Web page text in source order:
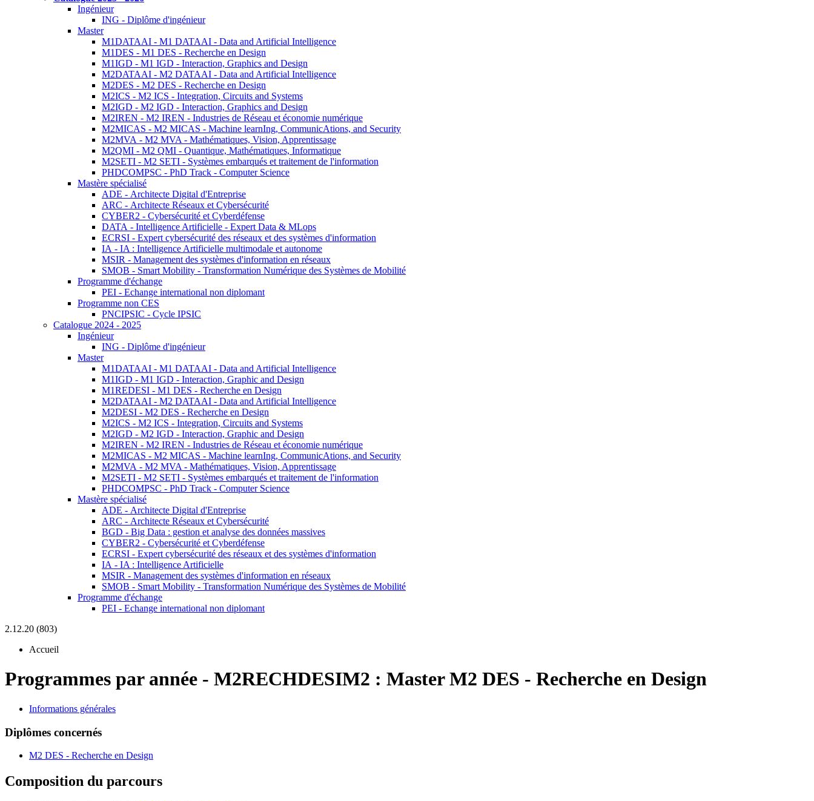
Ingénieur
ING - Diplôme d'ingénieur
Master
M1DATAAI - M1 DATAAI - Data and Artificial Intelligence
M1DES - M1 DES - Recherche en Design
M1IGD - M1 IGD - Interaction, Graphics and Design
M2DATAAI - M2 DATAAI - Data and Artificial Intelligence
M2DES - M2 DES - Recherche en Design
M2ICS - M2 ICS - Integration, Circuits and Systems
M2IGD - M2 IGD - Interaction, Graphics and Design
M2IREN - M2 IREN - Industries de Réseau et économie numérique
M2MICAS - M2 MICAS - Machine learnIng, CommunicAtions, and Security
M2MVA - M2 MVA - Mathématiques, Vision, Apprentissage
M2QMI - M2 QMI - Quantique, Mathématiques, Informatique
M2SETI - M2 SETI - Systèmes embarqués et traitement de l'information
PHDCOMPSC - PhD Track - Computer Science
Mastère spécialisé
ADE - Architecte Digital d'Entreprise
ARC - Architecte Réseaux et Cybersécurité
CYBER2 - Cybersécurité et Cyberdéfense
DATA - Intelligence Artificielle - Expert Data & MLops
ECRSI - Expert cybersécurité des réseaux et des systèmes d'information
IA - IA : Intelligence Artificielle multimodale et autonome
MSIR - Management des systèmes d'information en réseaux
SMOB - Smart Mobility - Transformation Numérique des Systèmes de Mobilité
Programme d'échange
PEI - Echange international non diplomant
Programme non CES
PNCIPSIC - Cycle IPSIC
Catalogue 2024 - 2025
Ingénieur
ING - Diplôme d'ingénieur
Master
M1DATAAI - M1 DATAAI - Data and Artificial Intelligence
M1IGD - M1 IGD - Interaction, Graphic and Design
M1REDESI - M1 DES - Recherche en Design
M2DATAAI - M2 DATAAI - Data and Artificial Intelligence
M2DESI - M2 DES - Recherche en Design
M2ICS - M2 ICS - Integration, Circuits and Systems
M2IGD - M2 IGD - Interaction, Graphic and Design
M2IREN - M2 IREN - Industries de Réseau et économie numérique
M2MICAS - M2 MICAS - Machine learnIng, CommunicAtions, and Security
M2MVA - M2 MVA - Mathématiques, Vision, Apprentissage
M2SETI - M2 SETI - Systèmes embarqués et traitement de l'information
PHDCOMPSC - PhD Track - Computer Science
Mastère spécialisé
ADE - Architecte Digital d'Entreprise
ARC - Architecte Réseaux et Cybersécurité
BGD - Big Data : gestion et analyse des données massives
CYBER2 - Cybersécurité et Cyberdéfense
ECRSI - Expert cybersécurité des réseaux et des systèmes d'information
IA - IA : Intelligence Artificielle
MSIR - Management des systèmes d'information en réseaux
SMOB - Smart Mobility - Transformation Numérique des Systèmes de Mobilité
Programme d'échange
PEI - Echange international non diplomant
2.12.20 (803)
Accueil
Programmes par année - M2RECHDESIM2 : Master M2 DES - Recherche en Design
Informations générales
Diplômes concernés
M2 DES - Recherche en Design
Composition du parcours